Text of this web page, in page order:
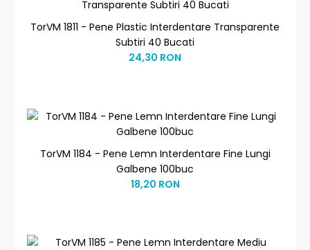
TorVM 1811 - Pene Plastic Interdentare Transparente
Subtiri 40 Bucati
24,30 RON
TorVM 1184 - Pene Lemn Interdentare Fine Lungi
Galbene 100buc
18,20 RON